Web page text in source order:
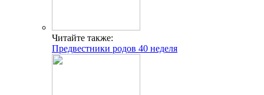
Читайте также:
Предвестники родов 40 неделя